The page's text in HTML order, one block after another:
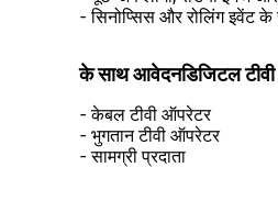
- सिनोप्सिस और रोलिंग इवेंट के
के साथ आवेदनडिजिटल
- केबल टीवी ऑपरेटर
- भुगतान टीवी ऑपरेटर
- सामग्री प्रदाता